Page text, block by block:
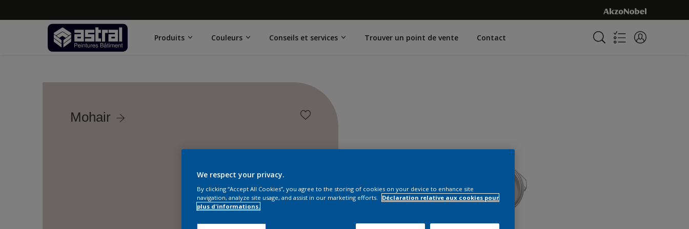
Produits Couleurs Conseils et services Trouver un point de vente Contact
Mohair
We respect your privacy.
By clicking “Accept All Cookies”, you agree to the storing of cookies on your device to enhance site
navigation, analyze site usage, and assist in our marketing efforts.
Déclaration relative aux cookies pour
plus d'informations.